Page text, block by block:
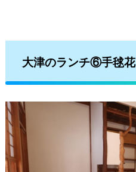
大津のランチ⑥手毬花